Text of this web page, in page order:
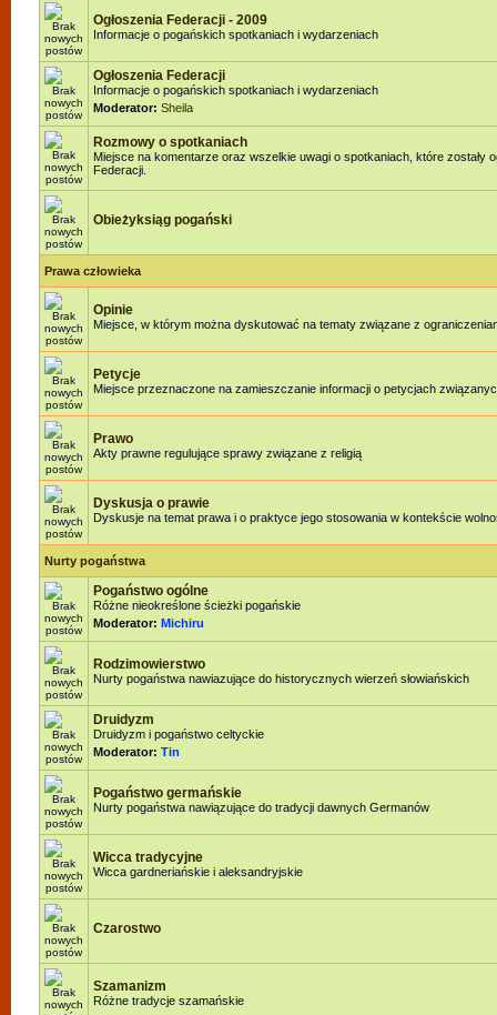
Ogłoszenia Federacji - 2009
Informacje o pogańskich spotkaniach i wydarzeniach
Ogłoszenia Federacji
Informacje o pogańskich spotkaniach i wydarzeniach
Moderator: Sheila
Rozmowy o spotkaniach
Miejsce na komentarze oraz wszelkie uwagi o spotkaniach, które zostały
Federacji.
Obieżyksiąg pogański
Prawa człowieka
Opinie
Miejsce, w którym można dyskutować na tematy związane z
Petycje
Miejsce przeznaczone na zamieszczanie informacji o petycjach
Prawo
Akty prawne regulujące sprawy związane z religią
Dyskusja o prawie
Dyskusje na temat prawa i o praktyce jego stosowania w kontekście
Nurty pogaństwa
Pogaństwo ogólne
Różne nieokreślone ścieżki pogańskie
Moderator: Michiru
Rodzimowierstwo
Nurty pogaństwa nawiazujące do historycznych wierzeń słowiańskich
Druidyzm
Druidyzm i pogaństwo celtyckie
Moderator: Tin
Pogaństwo germańskie
Nurty pogaństwa nawiązujące do tradycji dawnych Germanów
Wicca tradycyjne
Wicca gardneriańskie i aleksandryjskie
Czarostwo
Szamanizm
Różne tradycje szamańskie